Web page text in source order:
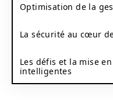
Optimisation de la
La sécurité au cœur
Les défis et la mise
intelligentes